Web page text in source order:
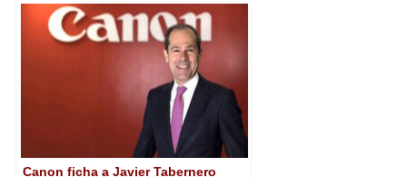
Canon ficha a Javier Tabernero